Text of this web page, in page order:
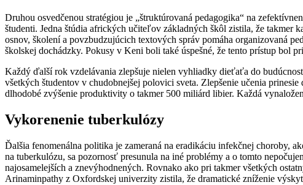
Druhou osvedčenou stratégiou je „štruktúrovaná pedagogika“ na
študenti. Jedna štúdia afrických učiteľov základných škôl zistila, že
osnov, školení a povzbudzujúcich textových správ pomáha organizovaná
školskej dochádzky. Pokusy v Keni boli také úspešné, že tento prístup bol
Každý ďalší rok vzdelávania zlepšuje nielen vyhliadky dieťaťa do
všetkých študentov v chudobnejšej polovici sveta. Zlepšenie učenia
dlhodobé zvýšenie produktivity o takmer 500 miliárd libier. Každá
Vykorenenie tuberkulózy
Ďalšia fenomenálna politika je zameraná na eradikáciu infekčnej
na tuberkulózu, sa pozornosť presunula na iné problémy a o tomto
najosamelejších a znevýhodnených. Rovnako ako pri takmer všetkých
Arinaminpathy z Oxfordskej univerzity zistila, že dramatické zníženie